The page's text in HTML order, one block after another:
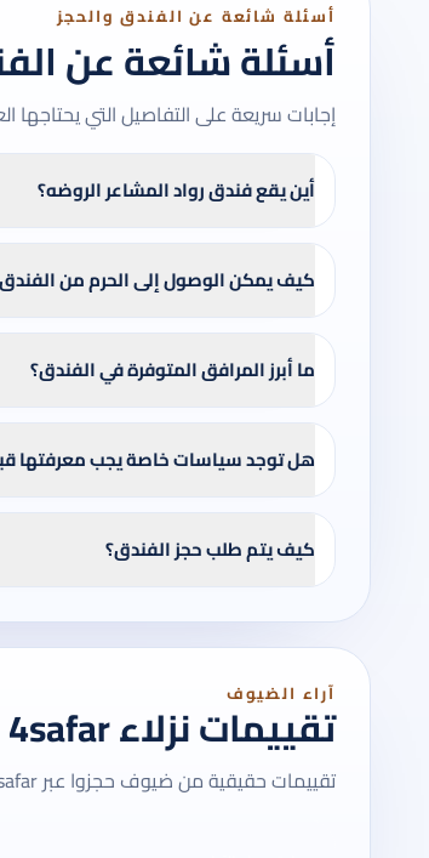
أسئلة شائعة عن الفندق والحجز
أسئلة شائعة عن
إجابات سريعة على التفاصيل التي
أين يقع فندق رواد المشاعر الروضه؟
كيف يمكن الوصول إلى الحرم من
ما أبرز المرافق المتوفرة في الفندق؟
هل توجد سياسات خاصة يجب معرفتها
كيف يتم طلب حجز الفندق؟
آراء الضيوف
تقييمات نزلاء 4safar
تقييمات حقيقية من ضيوف حجزوا عبر 4safar.